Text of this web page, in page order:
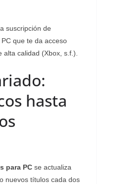
suscripción de
que te da acceso
calidad (Xbox, s.f.).
hasta
para PC se actualiza
nuevos títulos cada dos